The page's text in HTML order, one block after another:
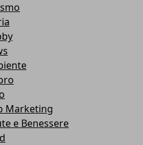
Marketing
e Benessere